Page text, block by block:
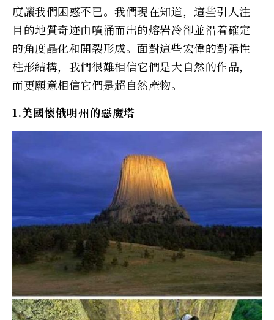
度讓我們困惑不已。我們現在知道，這些引人注
目的地質奇迹由噴涌而出的熔岩冷卻並沿着確定
的角度晶化和開裂形成。面對這些宏偉的對稱性
柱形結構，我們很難相信它們是大自然的作品，
而更願意相信它們是超自然產物。
1.美國懷俄明州的惡魔塔